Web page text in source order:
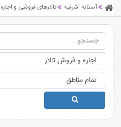
آستانه اشرفیه تالارهای فروشی و